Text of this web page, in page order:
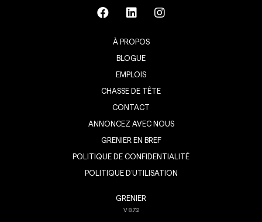
À PROPOS
BLOGUE
EMPLOIS
CHASSE DE TÊTE
CONTACT
ANNONCEZ AVEC NOUS
GRENIER EN BREF
POLITIQUE DE CONFIDENTIALITÉ
POLITIQUE D’UTILISATION
GRENIER
V8.7.2